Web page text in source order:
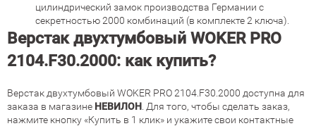
цилиндрический замок производства Германии с
секретностью 2000 комбинаций (в комплекте 2 ключа).
Верстак двухтумбовый WOKER PRO
2104.F30.2000: как купить?
Верстак двухтумбовый WOKER PRO 2104.F30.2000 доступна для
заказа в магазине НЕВИЛОН . Для того, чтобы сделать заказ,
нажмите кнопку «Купить в 1 клик» и укажите свои контактные